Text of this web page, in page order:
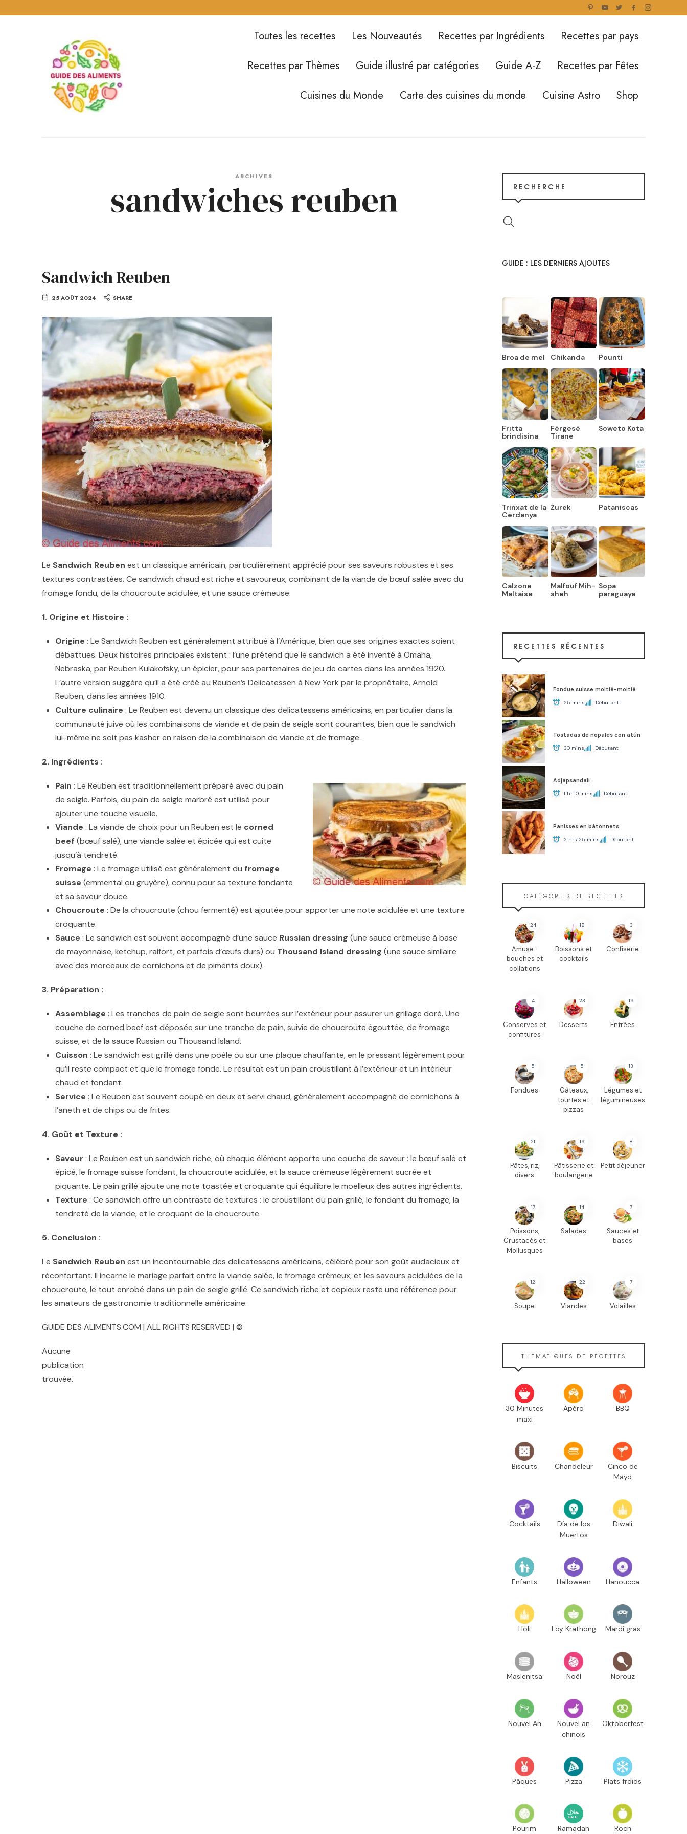
Guide
des
Aliments
Toutes les recettes Les Nouveautés Recettes par Ingrédients
Recettes par pays
Recettes par Thèmes
Guide illustré par catégories Guide A-Z
Recettes par Fêtes
Cuisines du Monde
Carte des cuisines du monde Cuisine Astro Shop
ARCHIVES
sandwiches reuben
Sandwich Reuben
25 AOÛT 2024 SHARE
Le Sandwich Reuben est un classique américain, particulièrement apprécié pour ses saveurs robustes et ses
textures contrastées. Ce sandwich chaud est riche et savoureux, combinant de la viande de bœuf salée avec du
fromage fondu, de la choucroute acidulée, et une sauce crémeuse.
1. Origine et Histoire :
Origine : Le Sandwich Reuben est généralement attribué à l’Amérique, bien que ses origines exactes soient
débattues. Deux histoires principales existent : l’une prétend que le sandwich a été inventé à Omaha,
Nebraska, par Reuben Kulakofsky, un épicier, pour ses partenaires de jeu de cartes dans les années 1920.
L’autre version suggère qu’il a été créé au Reuben’s Delicatessen à New York par le propriétaire, Arnold
Reuben, dans les années 1910.
Culture culinaire : Le Reuben est devenu un classique des delicatessens américains, en particulier dans la
communauté juive où les combinaisons de viande et de pain de seigle sont courantes, bien que le sandwich
lui-même ne soit pas kasher en raison de la combinaison de viande et de fromage.
2. Ingrédients :
Pain : Le Reuben est traditionnellement préparé avec du pain
de seigle. Parfois, du pain de seigle marbré est utilisé pour
ajouter une touche visuelle.
Viande : La viande de choix pour un Reuben est le corned
beef (bœuf salé), une viande salée et épicée qui est cuite
jusqu’à tendreté.
Fromage : Le fromage utilisé est généralement du fromage
suisse (emmental ou gruyère), connu pour sa texture fondante
et sa saveur douce.
Choucroute : De la choucroute (chou fermenté) est ajoutée pour apporter une note acidulée et une texture
croquante.
Sauce : Le sandwich est souvent accompagné d’une sauce Russian dressing (une sauce crémeuse à base
de mayonnaise, ketchup, raifort, et parfois d’œufs durs) ou Thousand Island dressing (une sauce similaire
avec des morceaux de cornichons et de piments doux).
3. Préparation :
Assemblage : Les tranches de pain de seigle sont beurrées sur l’extérieur pour assurer un grillage doré. Une
couche de corned beef est déposée sur une tranche de pain, suivie de choucroute égouttée, de fromage
suisse, et de la sauce Russian ou Thousand Island.
Cuisson : Le sandwich est grillé dans une poêle ou sur une plaque chauffante, en le pressant légèrement pour
qu’il reste compact et que le fromage fonde. Le résultat est un pain croustillant à l’extérieur et un intérieur
chaud et fondant.
Service : Le Reuben est souvent coupé en deux et servi chaud, généralement accompagné de cornichons à
l’aneth et de chips ou de frites.
4. Goût et Texture :
Saveur : Le Reuben est un sandwich riche, où chaque élément apporte une couche de saveur : le bœuf salé et
épicé, le fromage suisse fondant, la choucroute acidulée, et la sauce crémeuse légèrement sucrée et
piquante. Le pain grillé ajoute une note toastée et croquante qui équilibre le moelleux des autres ingrédients.
Texture : Ce sandwich offre un contraste de textures : le croustillant du pain grillé, le fondant du fromage, la
tendreté de la viande, et le croquant de la choucroute.
5. Conclusion :
Le Sandwich Reuben est un incontournable des delicatessens américains, célébré pour son goût audacieux et
réconfortant. Il incarne le mariage parfait entre la viande salée, le fromage crémeux, et les saveurs acidulées de la
choucroute, le tout enrobé dans un pain de seigle grillé. Ce sandwich riche et copieux reste une référence pour
les amateurs de gastronomie traditionnelle américaine.
GUIDE DES ALIMENTS.COM | ALL RIGHTS RESERVED | ©
Aucune
publication
trouvée.
RECHERCHE
GUIDE : LES DERNIERS AJOUTES
Broa de mel Chikanda Pounti
Fritta
brindisina
Fërgesë
Tirane
Soweto Kota
Trinxat de la
Cerdanya
Żurek Pataniscas
Calzone
Maltaise
Malfouf Mih-
sheh
Sopa
paraguaya
RECETTES RÉCENTES
Fondue suisse moitié-moitié
25 mins Débutant
Tostadas de nopales con atún
30 mins Débutant
Adjapsandali
1 hr 10 mins Débutant
Panisses en bâtonnets
2 hrs 25 mins Débutant
CATÉGORIES DE RECETTES
24
Amuse-
bouches et
collations
18
Boissons et
cocktails
3
Confiserie
4
Conserves et
confitures
23
Desserts
19
Entrées
5
Fondues
5
Gâteaux,
tourtes et
pizzas
13
Légumes et
légumineuses
21
Pâtes, riz,
divers
19
Pâtisserie et
boulangerie
8
Petit déjeuner
17
Poissons,
Crustacés et
Mollusques
14
Salades
7
Sauces et
bases
12
Soupe
22
Viandes
7
Volailles
THÉMATIQUES DE RECETTES
30 Minutes
maxi
Apéro BBQ
Biscuits Chandeleur
Cinco de
Mayo
Cocktails
Día de los
Muertos
Diwali
Enfants Halloween Hanoucca
Holi Loy Krathong Mardi gras
Maslenitsa Noël Norouz
Nouvel An
Nouvel an
chinois
Oktoberfest
Pâques Pizza Plats froids
Pourim Ramadan Roch